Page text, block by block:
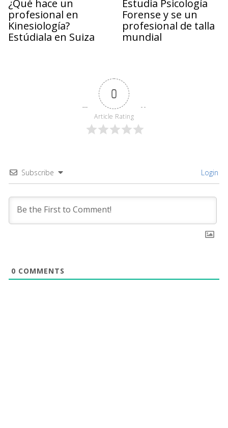
¿Qué hace un
profesional en
Kinesiología?
Estúdiala en Suiza
Estudia Psicología
Forense y se un
profesional de talla
mundial
0
Article Rating
Subscribe Login
0 COMMENTS